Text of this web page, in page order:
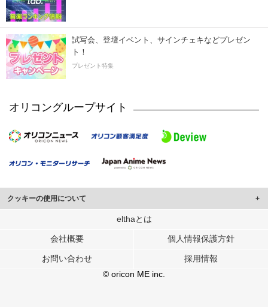
試写会、登壇イベント、サインチェキなどプレゼン
ト！
プレゼント特集
オリコングループサイト
クッキーの使用について
このサイトでは Cookie を使用して、ユーザーに合わせたコンテンツや広告の
行っています。
メディアや広告配信、データ解析の各パートナーに提供しています。
各パートナーは、この情報とユーザーが各パートナーに提供した他の情報や、
ユーザーが各パートナーのサービスを使用したときに収集した他の情報を組み
elthaとは
会社概要 個人情報保護方針
お問い合わせ
採用情報
© oricon ME inc.